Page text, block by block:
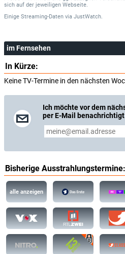
sich auf der jeweiligen Webseite.
Einige Streaming-Daten via JustWatch.
im Fernsehen
In Kürze:
Keine TV-Termine in den nächsten
Ich möchte vor dem
per E-Mail
Bisherige Ausstrahlungstermine:
alle anzeigen